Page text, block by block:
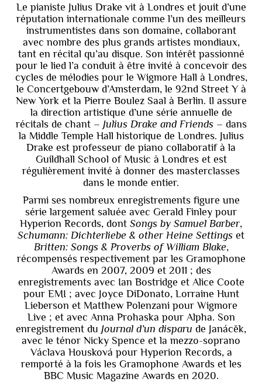
Le pianiste Julius Drake vit à Londres et jouit d’une
réputation internationale comme l’un des meilleurs
instrumentistes dans son domaine, collaborant
avec nombre des plus grands artistes mondiaux,
tant en récital qu’au disque. Son intérêt passionné
pour le lied l’a conduit à être invité à concevoir des
cycles de mélodies pour le Wigmore Hall à Londres,
le Concertgebouw d’Amsterdam, le 92nd Street Y à
New York et la Pierre Boulez Saal à Berlin. Il assure
la direction artistique d’une série annuelle de
récitals de chant – Julius Drake and Friends– dans
la Middle Temple Hall historique de Londres. Julius
Drake est professeur de piano collaboratif à la
Guildhall School of Music à Londres et est
régulièrement invité à donner des masterclasses
dans le monde entier.
Parmi ses nombreux enregistrements figure une
série largement saluée avec Gerald Finley pour
Hyperion Records, dont Songs by Samuel Barber,
Schumann: Dichterliebe & other Heine Settings et
Britten: Songs & Proverbs of William Blake,
récompensés respectivement par les Gramophone
Awards en 2007, 2009 et 2011 ; des
enregistrements avec Ian Bostridge et Alice Coote
pour EMI ; avec Joyce DiDonato, Lorraine Hunt
Lieberson et Matthew Polenzani pour Wigmore
Live ; et avec Anna Prohaska pour Alpha. Son
enregistrement du Journal d’un disparu de Janáček,
avec le ténor Nicky Spence et la mezzo-soprano
Václava Housková pour Hyperion Records, a
remporté à la fois les Gramophone Awards et les
BBC Music Magazine Awards en 2020.